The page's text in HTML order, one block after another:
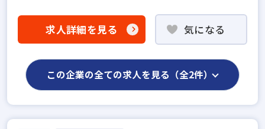
求人詳細を見る 気になる
この企業の全ての求人を見る（全2件）